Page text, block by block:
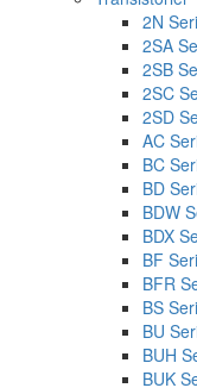
2N
2SA
2SB
2SC
2SD
AC
BC
BD
BDW
BDX
BF
BFR
BS
BU
BUH
BUK